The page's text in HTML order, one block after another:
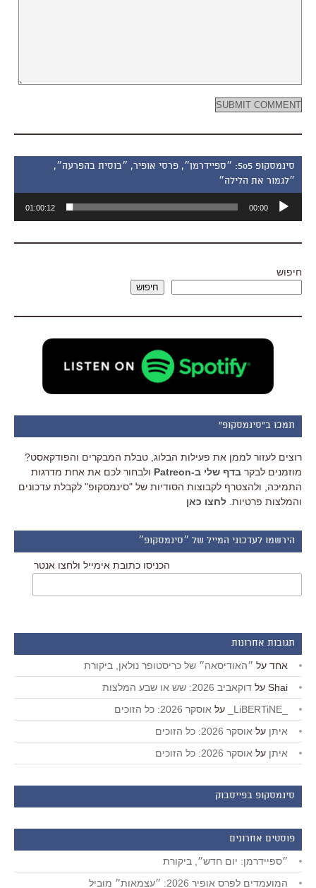
סינמסקופ 505: ״ספיידרמן״, פרסי אופיר, ״בוסית בהפרעה״,
״לגמור את הלילה״
אודיו
00:00
01:00:12
חיפוש
חיפוש
תמכו ב"סינמסקופ"
רוצים לעזור לממן את פעילות הבלוג, טבלת המבקרים והפודקאסט?
מוזמנים לבקר בדף שלי ב-Patreon
ולבחור לכם את אחת מדרגות
התמיכה, ולהצטרף לקבוצות הסודיות של "סינמסקופ" לקבלת עדכונים
והמלצות פרטיות. לחצו כאן
הירשמו לעדכוני המייל של ״סינמסקופ״
הכניסו כתובת אימייל ולחצו אנטר
תגובות אחרונות
אחד על ״האודיסאה״ של כריסטופר נולאן, ביקורת
Shai על דוקאביב 2026: שש או שבע המלצות
על אוסקר 2026: כל הזוכים
איתן על אוסקר 2026: כל הזוכים
איתן על אוסקר 2026: כל הזוכים
סינמסקופ בפייסבוק
פוסטים אחרונים
״ספיידרמן: יום חדש״, ביקורת
המועמדים לפרס אופיר 2026: ״עצמאות״ מוביל